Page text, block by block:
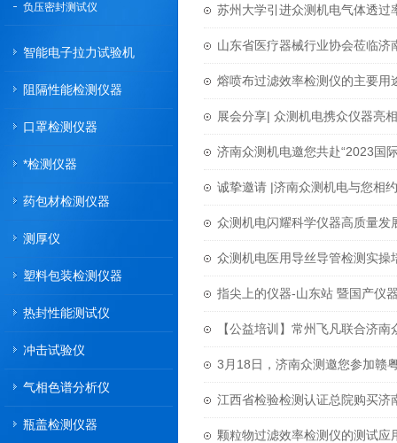
负压密封测试仪
智能电子拉力试验机
阻隔性能检测仪器
口罩检测仪器
*检测仪器
药包材检测仪器
测厚仪
塑料包装检测仪器
热封性能测试仪
冲击试验仪
气相色谱分析仪
瓶盖检测仪器
苏州大学引进众测机电气体透过
山东省医疗器械行业协会莅临济
熔喷布过滤效率检测仪的主要用
展会分享| 众测机电携众仪器亮
济南众测机电邀您共赴“2023国
诚挚邀请 |济南众测机电与您相
众测机电闪耀科学仪器高质量发
众测机电医用导丝导管检测实操
指尖上的仪器-山东站 暨国产仪
【公益培训】常州飞凡联合济
3月18日，济南众测邀您参加赣
江西省检验检测认证总院购买济
颗粒物过滤效率检测仪的测试应